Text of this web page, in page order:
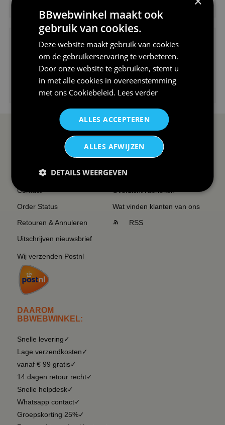
€24,95
I love korfbal t-shirt sport s...
SERVICE EN INFO
Veel gestelde vragen
Contact
Order Status
Retouren & Annuleren
Uitschrijven nieuwsbrief
Wij verzenden Postnl
DAAROM
BBWEBWINKEL:
Snelle levering✓
Lage verzendkosten✓
vanaf € 99 gratis✓
14 dagen retour recht✓
Snelle helpdesk✓
Whatsapp contact✓
Groepskorting 25%✓
OVERZICHT
Sitemapping
Overzicht thema's
Overzicht rubrieken
Wat vinden klanten van ons
RSS
BBwebwinkel maakt ook
gebruik van cookies.
Deze website maakt gebruik van cookies
om de gebruikerservaring te verbeteren.
Door onze website te gebruiken, stemt u
in met alle cookies in overeenstemming
met ons Cookiebeleid. Lees verder
ALLES ACCEPTEREN
ALLES AFWIJZEN
DETAILS WEERGEVEN